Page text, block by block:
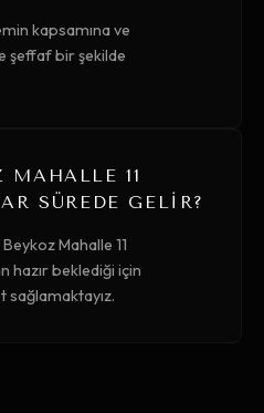
kapsamına ve
şeffaf bir şekilde
MAHALLE 11
SÜREDE GELIR?
Mahalle 11
hazır beklediği için
sağlamaktayız.